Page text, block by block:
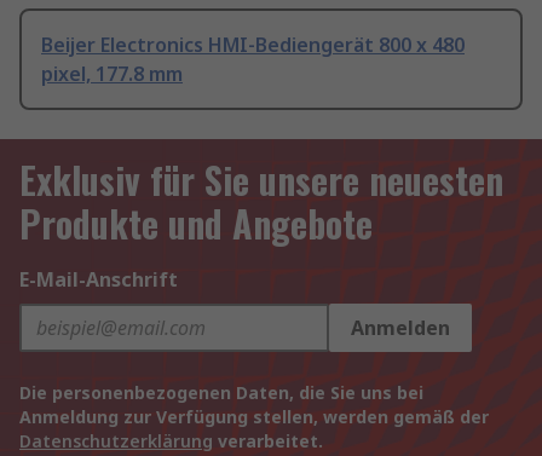
Beijer Electronics HMI-Bediengerät 800 x 480
pixel, 177.8 mm
Exklusiv für Sie unsere neuesten
Produkte und Angebote
E-Mail-Anschrift
Anmelden
Die personenbezogenen Daten, die Sie uns bei
Anmeldung zur Verfügung stellen, werden gemäß der
Datenschutzerklärung verarbeitet.